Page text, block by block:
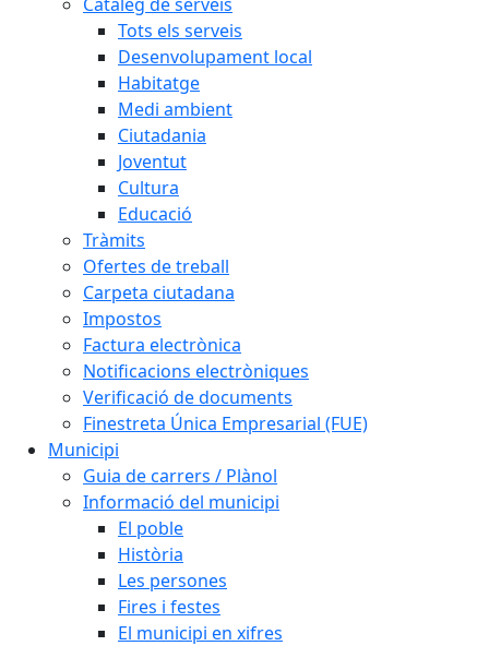
Tots els serveis
Desenvolupament local
Habitatge
Medi ambient
Ciutadania
Joventut
Cultura
Educació
Tràmits
Ofertes de treball
Carpeta ciutadana
Impostos
Factura electrònica
Notificacions electròniques
Verificació de documents
Finestreta Única Empresarial (FUE)
Municipi
Guia de carrers / Plànol
Informació del municipi
El poble
Història
Les persones
Fires i festes
El municipi en xifres